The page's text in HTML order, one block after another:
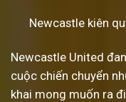
Newcastle kiên
Newcastle United
cuộc chiến chuyển
khai mong muốn ra